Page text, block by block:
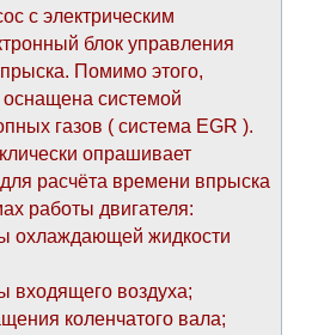
с электрическим
блок управления
Помимо этого,
системой
газов ( система EGR ).
опрашивает
расчёта времени впрыска
работы двигателя:
охлаждающей жидкости
входящего воздуха;
коленчатого вала;